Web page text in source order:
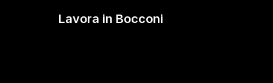
Lavora in Bocconi